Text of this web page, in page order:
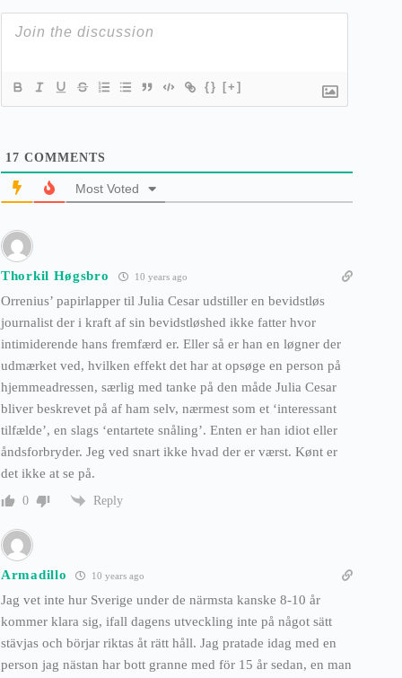
{} [+]
17 COMMENTS
Most Voted
Thorkil Høgsbro 10 years ago
Orrenius’ papirlapper til Julia Cesar udstiller en bevidstløs
journalist der i kraft af sin bevidstløshed ikke fatter hvor
intimiderende hans fremfærd er. Eller så er han en løgner der
udmærket ved, hvilken effekt det har at opsøge en person på
hjemmeadressen, særlig med tanke på den måde Julia Cesar
bliver beskrevet på af ham selv, nærmest som et ‘interessant
tilfælde’, en slags ‘entartete snåling’. Enten er han idiot eller
åndsforbryder. Jeg ved snart ikke hvad der er værst. Kønt er
det ikke at se på.
0 Reply
Armadillo 10 years ago
Jag vet inte hur Sverige under de närmsta kanske 8-10 år
kommer klara sig, ifall dagens utveckling inte på något sätt
stävjas och börjar riktas åt rätt håll. Jag pratade idag med en
person jag nästan har bott granne med för 15 år sedan, en man